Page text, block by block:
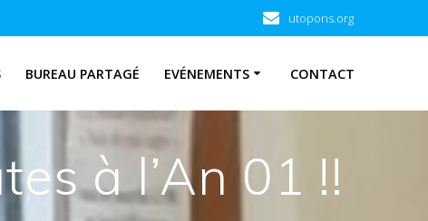
utopons.org
BUREAU PARTAGÉ EVÉNEMENTS CONTACT
à l’An 01 !!